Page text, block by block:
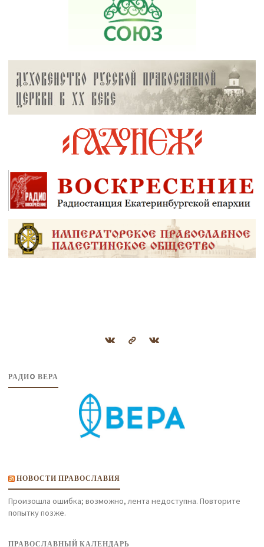
РАДИO ВЕРА
НОВОСТИ ПРАВОСЛАВИЯ
Произошла ошибка; возможно, лента недоступна. Повторите
попытку позже.
ПРАВОСЛАВНЫЙ КАЛЕНДАРЬ